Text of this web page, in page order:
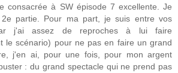
consacrée à SW épisode 7 excellente. Je
partie. Pour ma part, je suis entre vos
j'ai assez de reproches à lui faire
le scénario) pour ne pas en faire un grand
j'en ai, pour une fois, pour mon argent
: du grand spectacle qui ne prend pas